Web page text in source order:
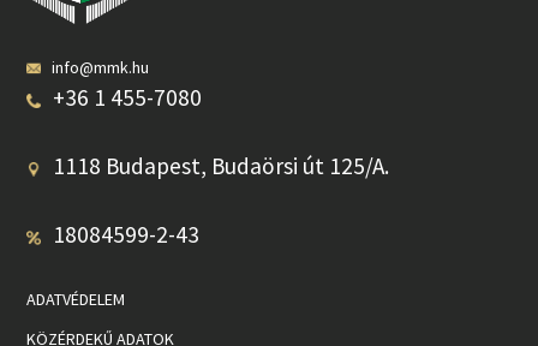
info@mmk.hu
+36 1 455-7080
1118 Budapest, Budaörsi út 125/A.
18084599-2-43
ADATVÉDELEM
KÖZÉRDEKŰ ADATOK